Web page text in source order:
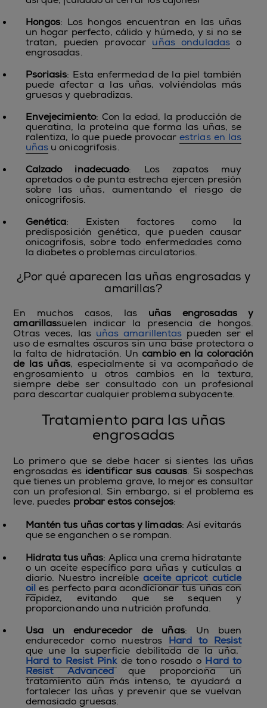
Hongos: Los hongos encuentran en las uñas
un hogar perfecto, cálido y húmedo, y si no se
tratan, pueden provocar uñas onduladas o
engrosadas.
Psoriasis: Esta enfermedad de la piel también
puede afectar a las uñas, volviéndolas más
gruesas y quebradizas.
Envejecimiento: Con la edad, la producción de
queratina, la proteína que forma las uñas, se
ralentiza, lo que puede provocar estrías en las
uñasu onicogrifosis.
Calzado inadecuado: Los zapatos muy
apretados o de punta estrecha ejercen presión
sobre las uñas, aumentando el riesgo de
onicogrifosis.
Genética: Existen factores como la
predisposición genética, que pueden causar
onicogrifosis, sobre todo enfermedades como
la diabetes o problemas circulatorios.
¿Por qué aparecen las uñas engrosadas y
amarillas?
En muchos casos, las uñas engrosadas y
amarillassuelen indicar la presencia de hongos.
Otras veces, las uñas amarillentas pueden ser el
uso de esmaltes oscuros sin una base protectora o
la falta de hidratación. Uncambio en la coloración
de las uñas, especialmente si va acompañado de
engrosamiento u otros cambios en la textura,
siempre debe ser consultado con un profesional
para descartar cualquier problema subyacente.
Tratamiento para las uñas
engrosadas
Lo primero que se debe hacer si sientes las uñas
engrosadas es identificar sus causas. Si sospechas
que tienes un problema grave, lo mejor es consultar
con un profesional. Sin embargo, si el problema es
leve, puedes probar estos consejos:
Mantén tus uñas cortas y limadas: Así evitarás
que se enganchen o se rompan.
Hidrata tus uñas: Aplica una crema hidratante
o un aceite específico para uñas y cutículas a
diario. Nuestro increíbleaceite apricot cuticle
oiles perfecto para acondicionar tus uñas con
rapidez, evitando que se sequen y
proporcionando una nutrición profunda.
Usa un endurecedor de uñas: Un buen
endurecedor como nuestros Hard to Resist
que une la superficie debilitada de la uña,
Hard to Resist Pinkde tono rosado o Hard to
Resist Advancedque proporciona un
tratamiento aún más intenso, te ayudará a
fortalecer las uñas y prevenir que se vuelvan
demasiado gruesas.